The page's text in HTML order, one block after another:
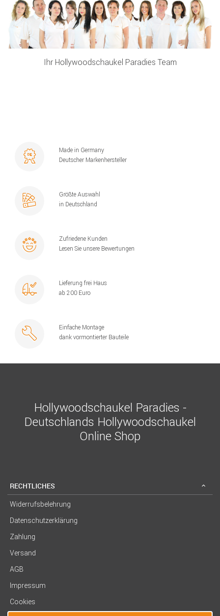
Ihr Hollywoodschaukel Paradies Team
Made in Germany
Deutscher Markenhersteller
Größte Auswahl
in Deutschland
Zufriedene Kunden
Lesen Sie unsere Bewertungen
Lieferung frei Haus
ab 200 Euro
Einfache Montage
dank vormontierter Bauteile
Hollywoodschaukel Paradies -
Deutschlands Hollywoodschaukel
Online Shop
RECHTLICHES
Widerrufsbelehrung
Datenschutzerklärung
Zahlung
Versand
AGB
Impressum
Cookies